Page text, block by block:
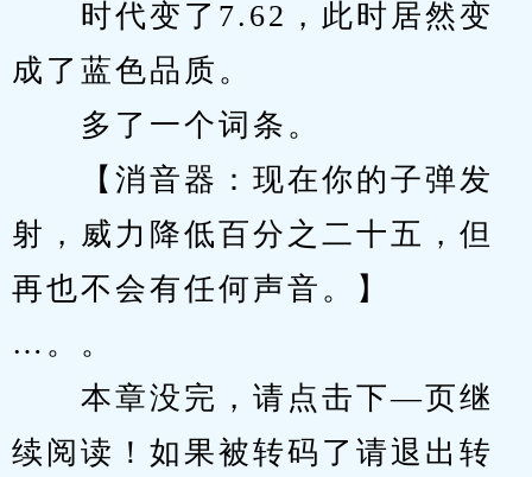
时代变了7.62，此时居然变
成了蓝色品质。
多了一个词条。
【消音器：现在你的子弹发
射，威力降低百分之二十五，但
再也不会有任何声音。】
…。。
本章没完，请点击下—页继
续阅读！如果被转码了请退出转